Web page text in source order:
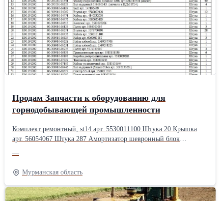
Продам Запчасти к оборудованию для
горнодобывающей промышленности
Комплект ремонтный, st14 арт. 5530011100 Штука 20 Крышка
арт. 56054067 Штука 287 Амортизатор шевронный блок
Штука 3 Теплообменник масла рабочей гидравлики арт.
5542064800 Штука 3 Насос плунжерный арт. 3092653093 Штука
3 Подшипник опорный 2шт.арт.5541954200 (ПДМ ST14) Штука
29 Сапун гидробака арт. 3092631366 Штука 1 Фильтр салонный
(ПДМ ST14) арт.6060005618 (аналог) Штука 33 Фильтр
—
Мурманская область